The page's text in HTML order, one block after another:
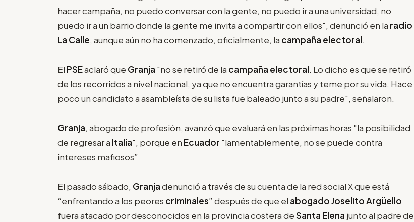
hacer campaña, no puedo conversar con la gente, no puedo ir a una universidad, no
puedo ir a un barrio donde la gente me invita a compartir con ellos", denunció en la radio
La Calle, aunque aún no ha comenzado, oficialmente, la campaña electoral.
El PSEaclaró que Granja "no se retiró de la campaña electoral. Lo dicho es que se retiró
de los recorridos a nivel nacional, ya que no encuentra garantías y teme por su vida. Hace
poco un candidato a asambleísta de su lista fue baleado junto a su padre", señalaron.
Granja, abogado de profesión, avanzó que evaluará en las próximas horas "la posibilidad
de regresar a Italia", porque en Ecuador "lamentablemente, no se puede contra
intereses mafiosos”
El pasado sábado, Granjadenunció a través de su cuenta de la red social X que está
“enfrentando a los peores criminales” después de que el abogado Joselito Argüello
fuera atacado por desconocidos en la provincia costera deSanta Elena junto al padre de